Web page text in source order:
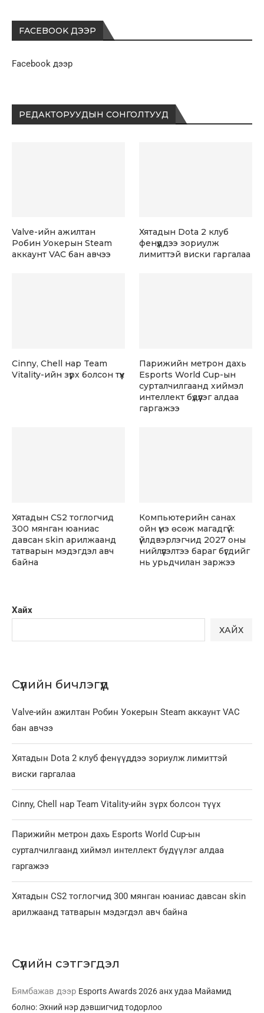
Хайх
ХАЙХ
Сүүлийн бичлэгүүд
Valve-ийн ажилтан Робин Уокерын Steam аккаунт VAC
бан авчээ
Хятадын Dota 2 клуб фенүүддээ зориулж лимиттэй
виски гаргалаа
Cinny, Chell нар Team Vitality-ийн зүрх болсон түүх
Парижийн метрон дахь Esports World Cup-ын
сурталчилгаанд хиймэл интеллект бүдүүлэг алдаа
гаргажээ
Хятадын CS2 тоглогчид 300 мянган юаниас давсан skin
арилжаанд татварын мэдэгдэл авч байна
Сүүлийн сэтгэгдэл
Бямбажав дээр Esports Awards 2026 анх удаа Майамид
болно: Эхний нэр дэвшигчид тодорлоо
FACEBOOK ДЭЭР
Facebook дээр
РЕДАКТОРУУДЫН СОНГОЛТУУД
Valve-ийн ажилтан
Робин Уокерын Steam
аккаунт VAC бан авчээ
Хятадын Dota 2 клуб
фенүүддээ зориулж
лимиттэй виски гаргалаа
Cinny, Chell нар Team
Vitality-ийн зүрх болсон түүх
Парижийн метрон дахь
Esports World Cup-ын
сурталчилгаанд хиймэл
интеллект бүдүүлэг алдаа
гаргажээ
Хятадын CS2 тоглогчид
300 мянган юаниас
давсан skin арилжаанд
татварын мэдэгдэл авч
байна
Компьютерийн санах
ойн үнэ өсөж магадгүй:
үйлдвэрлэгчид 2027 оны
нийлүүлэлтээ бараг бүгдийг
нь урьдчилан заржээ